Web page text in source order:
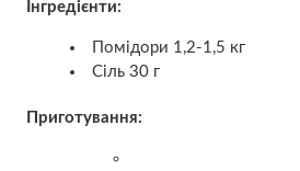
Інгредієнти:
Помідори 1,2-1,5 кг
Сіль 30 г
Приготування: